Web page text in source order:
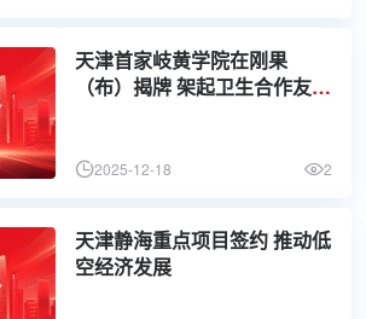
天津首家岐黄学院在刚果
（布）揭牌 架起卫生合作友谊
2025-12-18 2
天津静海重点项目签约 推动低
空经济发展